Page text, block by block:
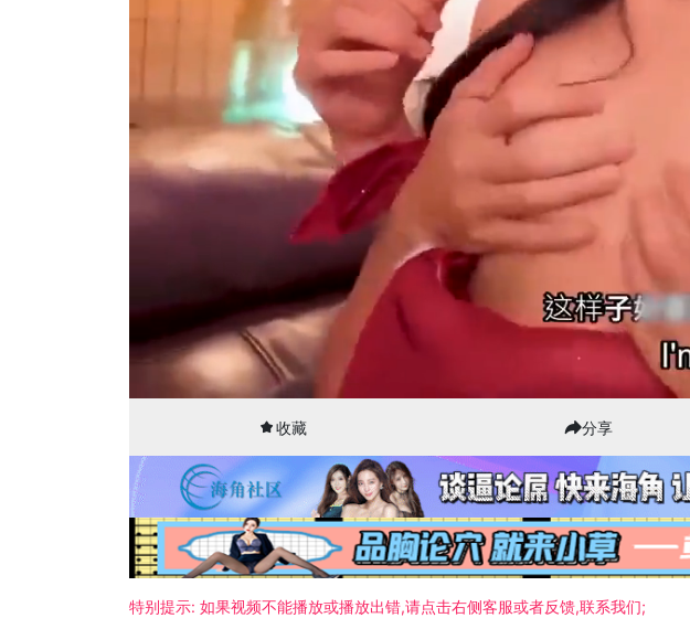
00:09
收藏 分享
特别提示: 如果视频不能播放或播放出错,请点击右侧客服或者反馈,联系我们;